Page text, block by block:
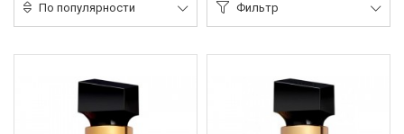
По популярности Фильтр